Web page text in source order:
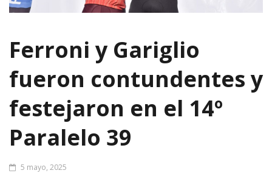
Ferroni y Gariglio
fueron contundentes y
festejaron en el 14º
Paralelo 39
5 mayo, 2025